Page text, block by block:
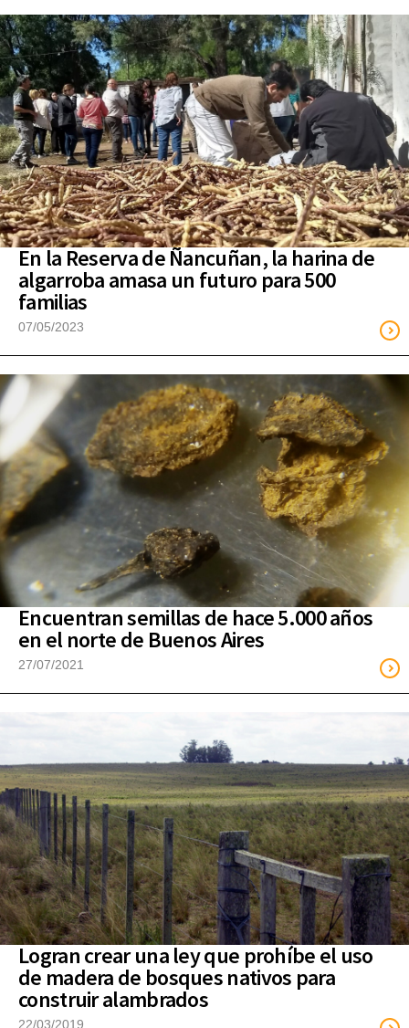
En la Reserva de Ñancuñan, la harina de
algarroba amasa un futuro para 500
familias
07/05/2023
Encuentran semillas de hace 5.000 años
en el norte de Buenos Aires
27/07/2021
Logran crear una ley que prohíbe el uso
de madera de bosques nativos para
construir alambrados
22/03/2019